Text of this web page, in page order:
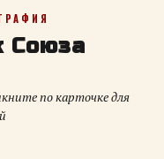
Союза
по карточке для